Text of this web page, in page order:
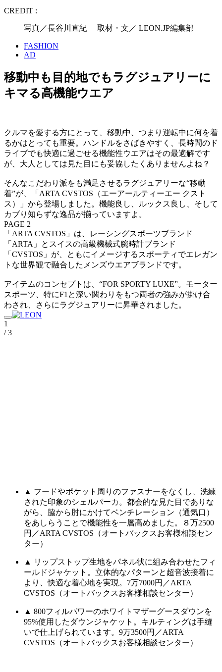
CREDIT :
写真／長谷川直紀 取材・文／ LEON.JP編集部
FASHION
AD
移動中も目的地でもラグジュアリーに
キマる高機能ウエア
クルマを愛する方にとって、移動中、つまり運転中に何を着
るかはとっても重要。ハンドルをさばきやすく、長時間のド
ライブでも快適に過ごせる機能性ウエアはその最適解です
が、大人としては見た目にも妥協したくありませんよね？
そんなこだわり派をも満足させるラグジュアリーな“移動
着”が、「ARTA CVSTOS（エーアールティーエー クスト
ス）」から登場しました。機能良し、ルックス良し、そして
カブり知らずな逸品が揃っていますよ。
PAGE 2
「ARTA CVSTOS」は、レーシングスポーツブランド
「ARTA」とスイスの高級機械式腕時計ブランド
「CVSTOS」が、ともにイメージするスポーティでエレガン
トな世界観で融合したメンズウエアブランドです。
アイテムのコンセプトは、“FOR SPORTY LUXE”。モーター
スポーツ、特にF1と深い関わりをもつ両者の強みが掛け合
わされ、さらにラグジュアリーに昇華されました。
1
/ 3
▲ フードやポケット周りのファスナーをなくし、洗練
された印象のシェルパーカ。都会的な見た目でありな
がら、脇から肘にかけてベンチレーション（通気口）
をあしらうことで機能性を一層高めました。８万2500
円／ARTA CVSTOS（オートバックスお客様相談セン
ター）
▲ リップストップ生地をパネル状に組み合わせたフィ
ールドジャケット。立体的なパターンと超音波接着に
より、快適な着心地を実現。7万7000円／ARTA
CVSTOS（オートバックスお客様相談センター）
▲ 800フィルパワーのホワイトマザーグースダウンを
95%使用したダウンジャケット。キルティングは手縫
いで仕上げられています。9万3500円／ARTA
CVSTOS（オートバックスお客様相談センター）